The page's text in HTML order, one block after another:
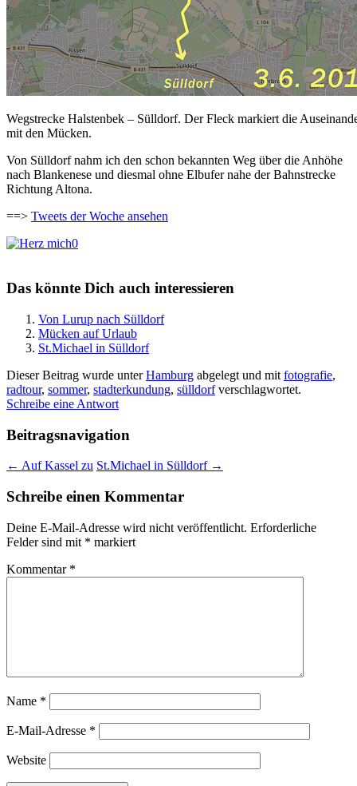
Wegstrecke Halstenbek – Sülldorf. Der Fleck markiert die
mit den Mücken.
Von Sülldorf nahm ich den schon bekannten Weg über die Anhöhe
nach Blankenese und diesmal ohne Elbufer nahe der Bahnstrecke
Richtung Altona.
==> Tweets der Woche ansehen
0
Das könnte Dich auch interessieren
Von Lurup nach Sülldorf
Mücken auf Urlaub
St.Michael in Sülldorf
Dieser Beitrag wurde unterHamburg abgelegt und mit fotografie,
radtour, sommer, stadterkundung, sülldorfverschlagwortet.
Schreibe eine Antwort
Beitragsnavigation
← Auf Kassel zu St.Michael in Sülldorf →
Schreibe einen Kommentar
Deine E-Mail-Adresse wird nicht veröffentlicht. Erforderliche
Felder sind mit * markiert
Kommentar *
Name *
E-Mail-Adresse *
Website